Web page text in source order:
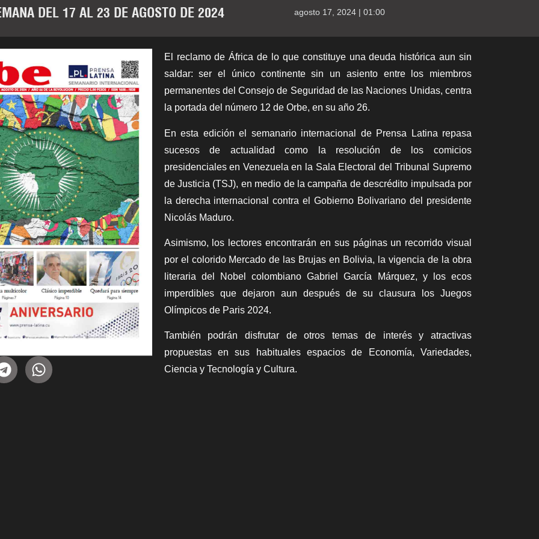
DEL 17 AL 23 DE AGOSTO DE 2024 agosto 17, 2024 | 01:00
El reclamo de África de lo que constituye una deuda histórica aun sin
saldar: ser el único continente sin un asiento entre los miembros
permanentes del Consejo de Seguridad de las Naciones Unidas, centra
la portada del número 12 de Orbe, en su año 26.
En esta edición el semanario internacional de Prensa Latina repasa
sucesos de actualidad como la resolución de los comicios
presidenciales en Venezuela en la Sala Electoral del Tribunal Supremo
de Justicia (TSJ), en medio de la campaña de descrédito impulsada por
la derecha internacional contra el Gobierno Bolivariano del presidente
Nicolás Maduro.
Asimismo, los lectores encontrarán en sus páginas un recorrido visual
por el colorido Mercado de las Brujas en Bolivia, la vigencia de la obra
literaria del Nobel colombiano Gabriel García Márquez, y los ecos
imperdibles que dejaron aun después de su clausura los Juegos
Olímpicos de Paris 2024.
También podrán disfrutar de otros temas de interés y atractivas
propuestas en sus habituales espacios de Economía, Variedades,
Ciencia y Tecnología y Cultura.